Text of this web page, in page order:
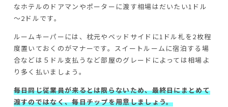
なホテルのドアマンやポーターに渡す相場はだいたい1ドル
～2ドルです。
ルームキーパーには、枕元やベッドサイドに1ドル札を2枚程
度置いておくのがマナーです。スイートルームに宿泊する場
合などは５ドル支払うなど部屋のグレードによっては相場よ
り多く払いましょう。
毎日同じ従業員が来るとは限らないため、最終日にまとめて
渡すのではなく、毎日チップを用意しましょう。